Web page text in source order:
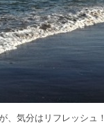
、気分はリフレッシュ！